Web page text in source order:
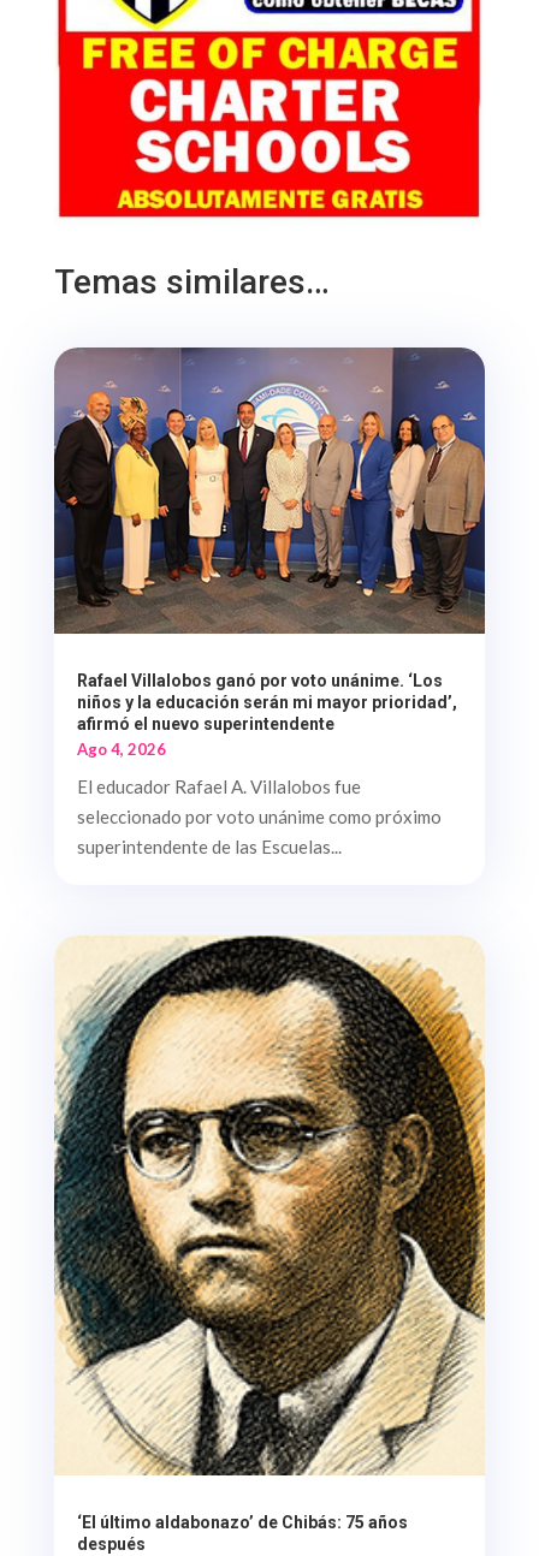
Temas similares…
Rafael Villalobos ganó por voto unánime. ‘Los
niños y la educación serán mi mayor prioridad’,
afirmó el nuevo superintendente
Ago 4, 2026
El educador Rafael A. Villalobos fue
seleccionado por voto unánime como próximo
superintendente de las Escuelas...
‘El último aldabonazo’ de Chibás: 75 años
después